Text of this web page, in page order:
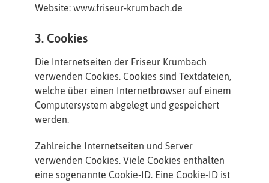
Website: www.friseur-krumbach.de
3. Cookies
Die Internetseiten der Friseur Krumbach
verwenden Cookies. Cookies sind Textdateien,
welche über einen Internetbrowser auf einem
Computersystem abgelegt und gespeichert
werden.
Zahlreiche Internetseiten und Server
verwenden Cookies. Viele Cookies enthalten
eine sogenannte Cookie-ID. Eine Cookie-ID ist